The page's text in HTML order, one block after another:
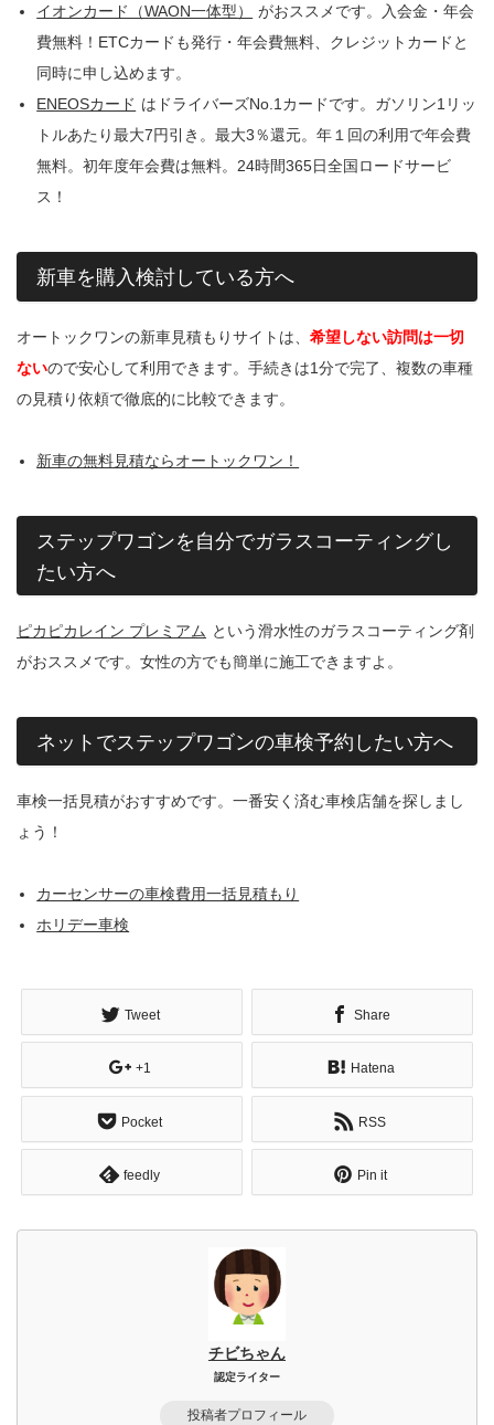
イオンカード（WAON一体型）
がおススメです。入会金・年会
費無料！ETCカードも発行・年会費無料、クレジットカードと
同時に申し込めます。
ENEOSカード はドライバーズNo.1カードです。ガソリン1リッ
トルあたり最大7円引き。最大3％還元。年１回の利用で年会費
無料。初年度年会費は無料。24時間365日全国ロードサービ
ス！
新車を購入検討している方へ
オートックワンの新車見積もりサイトは、 希望しない訪問は一切
ないので安心して利用できます。手続きは1分で完了、複数の車種
の見積り依頼で徹底的に比較できます。
新車の無料見積ならオートックワン！
ステップワゴンを自分でガラスコーティングし
たい方へ
ピカピカレイン プレミアム という滑水性のガラスコーティング剤
がおススメです。女性の方でも簡単に施工できますよ。
ネットでステップワゴンの車検予約したい方へ
車検一括見積がおすすめです。一番安く済む車検店舗を探しまし
ょう！
カーセンサーの車検費用一括見積もり
ホリデー車検
Tweet Share
+1 Hatena
Pocket RSS
feedly Pin it
チビちゃん
認定ライター
投稿者プロフィール